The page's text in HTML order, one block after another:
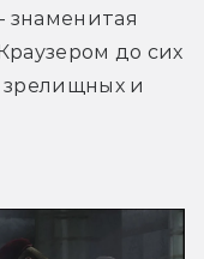
знаменитая
до сих
зрелищных и